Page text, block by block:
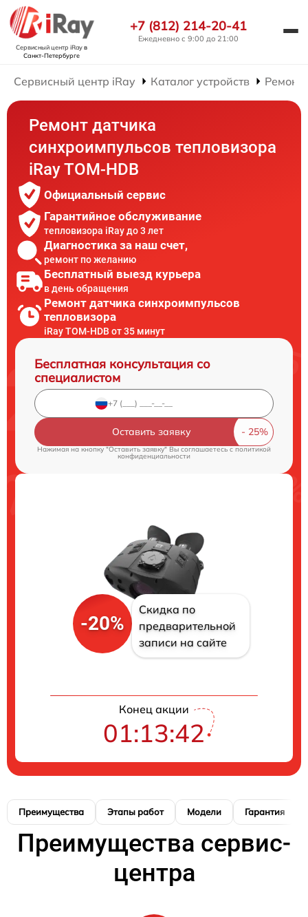
Сервисный центр iRayв
Санкт-Петербурге
+7 (812) 214-20-41
Ежедневно с 9:00 до 21:00
Сервисный центр iRay Каталог устройств Ремонт
Ремонт датчика
синхроимпульсов тепловизора
iRay TOM-HDB
Официальный сервис
Гарантийное обслуживание
тепловизора iRay до 3 лет
Диагностика за наш счет,
ремонт по желанию
Бесплатный выезд курьера
в день обращения
Ремонт датчика синхроимпульсов
тепловизора
iRay TOM-HDB от 35 минут
Бесплатная консультация со
специалистом
Оставить заявку
Нажимая на кнопку "Оставить заявку" Вы соглашаетесь cполитикой
конфиденциальности
-20%
Скидка по
предварительной
записи на сайте
Конец акции
01:13:41
Преимущества Этапы работ Модели Гарантия
Преимущества сервис-
центра